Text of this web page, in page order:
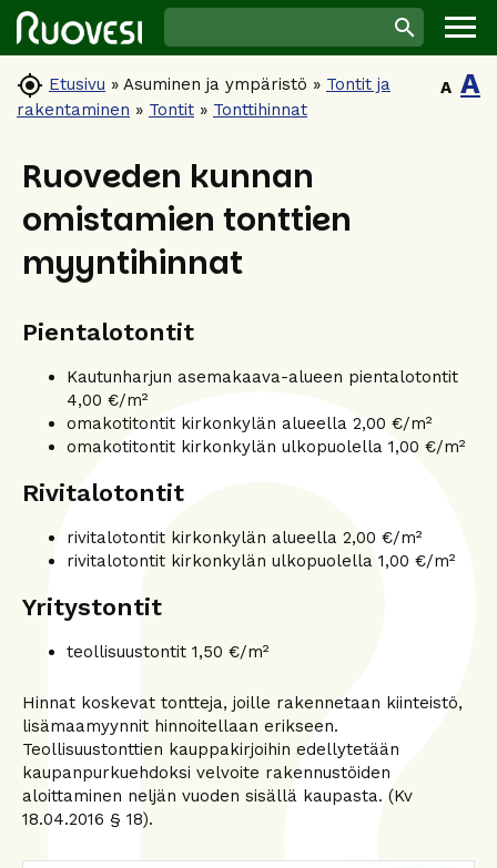
 Etusivu » Asuminen ja ympäristö » Tontit ja
rakentaminen » Tontit » Tonttihinnat
A A
Ruoveden kunnan
omistamien tonttien
myyntihinnat
Pientalotontit
Kautunharjun asemakaava-alueen pientalotontit
4,00 €/m²
omakotitontit kirkonkylän alueella 2,00 €/m²
omakotitontit kirkonkylän ulkopuolella 1,00 €/m²
Rivitalotontit
rivitalotontit kirkonkylän alueella 2,00 €/m²
rivitalotontit kirkonkylän ulkopuolella 1,00 €/m²
Yritystontit
teollisuustontit 1,50 €/m²
Hinnat koskevat tontteja, joille rakennetaan kiinteistö,
lisämaamyynnit hinnoitellaan erikseen.
Teollisuustonttien kauppakirjoihin edellytetään
kaupanpurkuehdoksi velvoite rakennustöiden
aloittaminen neljän vuoden sisällä kaupasta. (Kv
18.04.2016 § 18).